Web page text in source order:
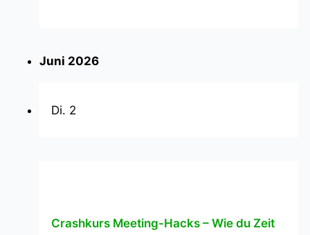
Juni 2026
Di. 2
Crashkurs Meeting-Hacks – Wie du Zeit